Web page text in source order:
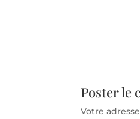
Poster le
Votre